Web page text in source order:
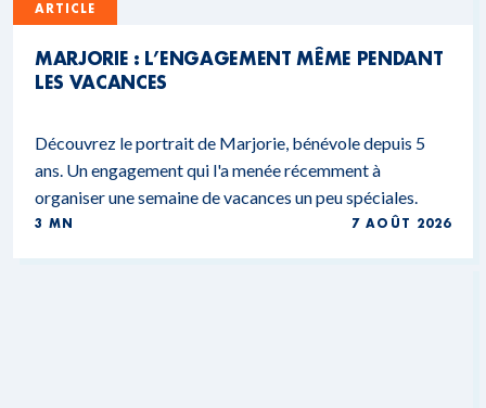
ARTICLE
MARJORIE : L’ENGAGEMENT MÊME PENDANT
LES VACANCES
Découvrez le portrait de Marjorie, bénévole depuis 5
ans. Un engagement qui l'a menée récemment à
organiser une semaine de vacances un peu spéciales.
3 MN 7 AOÛT 2026